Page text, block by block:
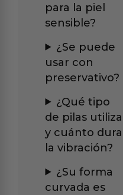
para la piel
sensible?
¿Se puede
usar con
preservativo?
¿Qué tipo
de pilas utiliza
y cuánto dura
la vibración?
¿Su forma
curvada es